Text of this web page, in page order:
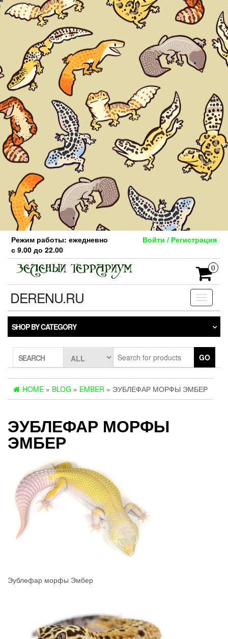
Skip
the
content
Режим работы: ежедневно
с 9.00 до 22.00
Войти / Регистрация
0
Toggle
DERENU.RU
SHOP BY CATEGORY
SEARCH GO
HOME » BLOG » EMBER » ЭУБЛЕФАР МОРФЫ ЭМБЕР
ЭУБЛЕФАР МОРФЫ
ЭМБЕР
Эублефар морфы Эмбер